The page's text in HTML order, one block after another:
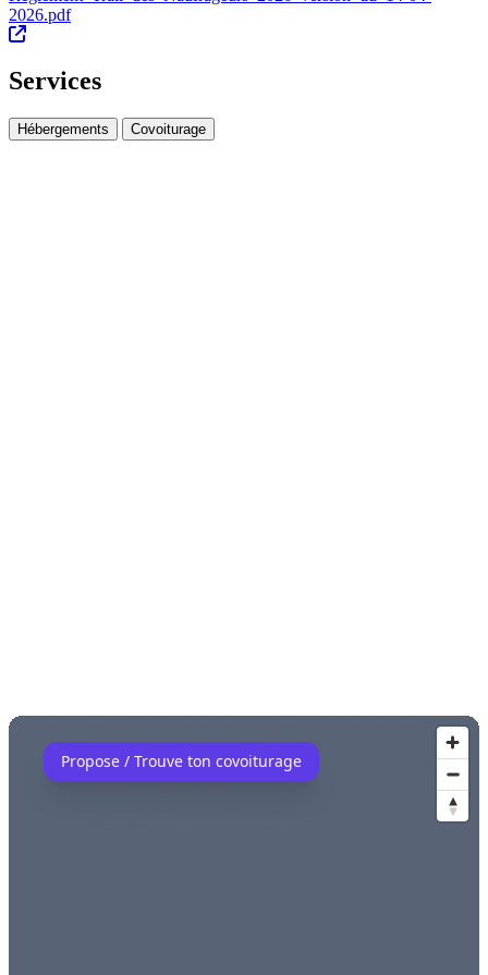
2026.pdf
Services
Hébergements Covoiturage